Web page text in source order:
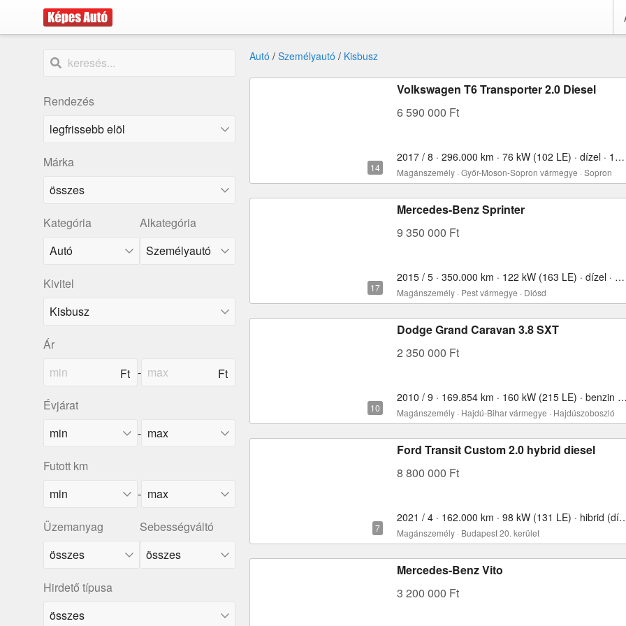
Rendezés
Márka
összes
Kategória Alkategória
Kivitel
Ár
-
Évjárat
-
Futott km
-
Üzemanyag Sebességváltó
Hirdető típusa
Autó / Személyautó / Kisbusz
Volkswagen T6 Transporter 2.0 Diesel
6 590 000 Ft
2017 / 8 · 296.000 km · 76 kW (102 LE) · dízel · 1968 cm³
Magánszemély · Győr-Moson-Sopron vármegye · Sopron
Mercedes-Benz Sprinter
9 350 000 Ft
2015 / 5 · 350.000 km · 122 kW (163 LE) · dízel · 2190 cm³
Magánszemély · Pest vármegye · Diósd
Dodge Grand Caravan 3.8 SXT
2 350 000 Ft
2010 / 9 · 169.854 km · 160 kW (215
Magánszemély · Hajdú-Bihar vármegye · Hajdúszoboszló
Ford Transit Custom 2.0 hybrid diesel
8 800 000 Ft
2021 / 4 · 162.000 km · 98
Magánszemély · Budapest 20. kerület
Mercedes-Benz Vito
3 200 000 Ft